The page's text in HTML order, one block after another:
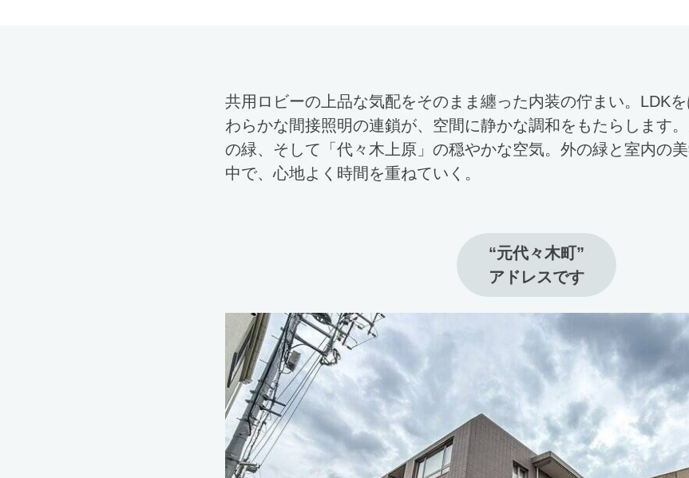
共用ロビーの上品な気配をそのまま纏った内装の佇まい。LDK
わらかな間接照明の連鎖が、空間に静かな調和をもたらします
の緑、そして「代々木上原」の穏やかな空気。外の緑と室内の
中で、心地よく時間を重ねていく。
“元代々木町”
アドレスです